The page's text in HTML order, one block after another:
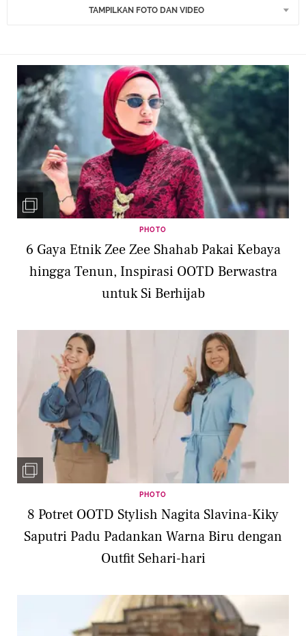
TAMPILKAN FOTO DAN VIDEO
PHOTO
6 Gaya Etnik Zee Zee Shahab Pakai Kebaya
hingga Tenun, Inspirasi OOTD Berwastra
untuk Si Berhijab
PHOTO
8 Potret OOTD Stylish Nagita Slavina-Kiky
Saputri Padu Padankan Warna Biru dengan
Outfit Sehari-hari